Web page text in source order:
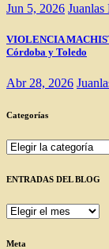
Jun 5, 2026 Juanlas
VIOLENCIA
Córdoba y Toledo
Abr 28, 2026
Categorías
Categorías
ENTRADAS DEL BLOG
ENTRADAS
BLOG
Meta